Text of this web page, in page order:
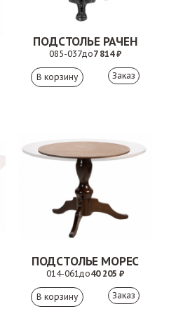
ПОДСТОЛЬЕ РАЧЕН
085-037до7 814 ₽
Заказ
ПОДСТОЛЬЕ МОРЕС
014-061до40 205 ₽
Заказ